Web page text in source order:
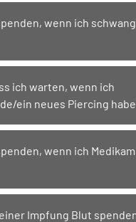
wenn ich
ich warten, wenn ich
ein neues Piercing
wenn ich
Impfung Blut